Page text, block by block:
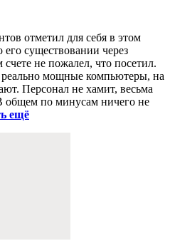
отметил для себя в этом
существовании через
не пожалел, что посетил.
реально мощные компьютеры, на
Персонал не хамит, весьма
общем по минусам ничего не
ещё